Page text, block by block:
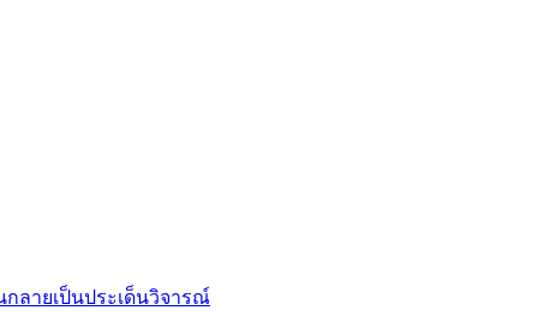
กลายเป็นประเด็นวิจารณ์